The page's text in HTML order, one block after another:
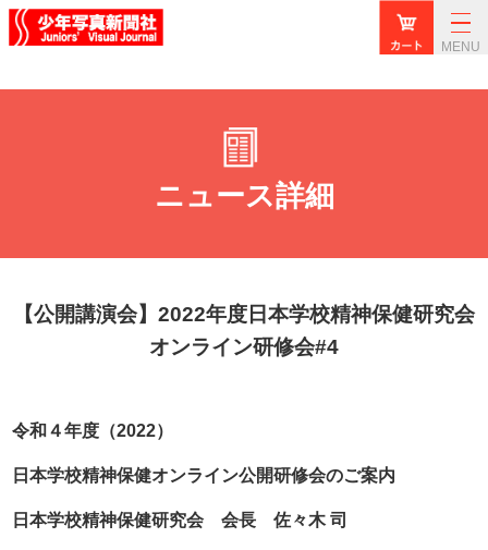
MENU
ニュース詳細
【公開講演会】2022年度日本学校精神保健研究会
オンライン研修会#4
令和４年度（2022）
日本学校精神保健オンライン公開研修会のご案内
日本学校精神保健研究会 会長 佐々木 司